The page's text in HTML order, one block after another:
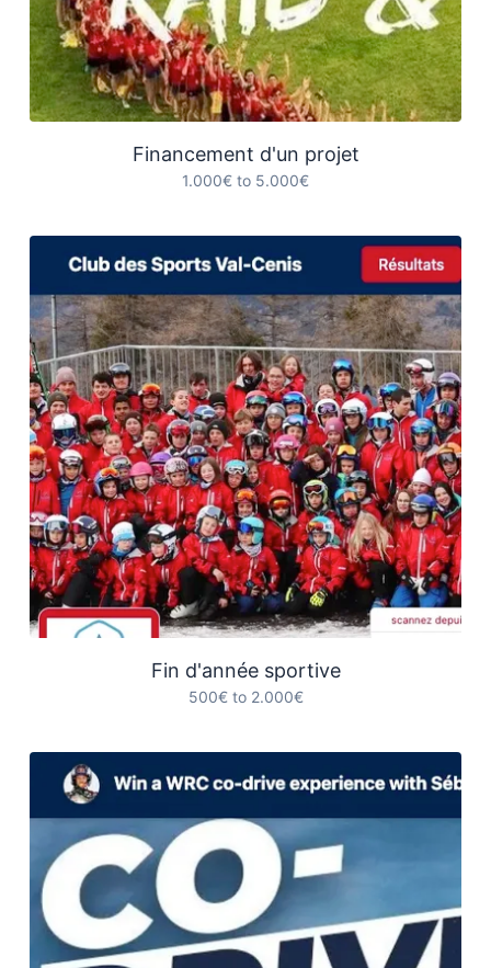
Financement d'un projet
1.000€ to 5.000€
Fin d'année sportive
500€ to 2.000€